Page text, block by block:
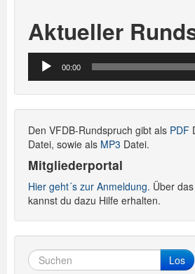
Aktueller
Audio-
Player
00:00
Den VFDB-Rundspruch gibt als PDF
Datei, sowie als MP3 Datei.
Mitgliederportal
Hier geht´s zur Anmeldung. Über das
kannst du dazu Hilfe erhalten.
Los